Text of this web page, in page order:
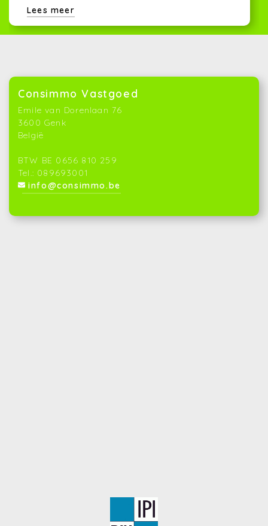
werd tot in de details geregeld. Melih die dag
en nacht bereikbaar was. Ook het
appartement van mijn vrouw is snel verkocht.
Lees meer
Consimmo Vastgoed
Emile van Dorenlaan 76
3600 Genk
België
BTW BE 0656 810 259
Tel.: 089693001
info@consimmo.be